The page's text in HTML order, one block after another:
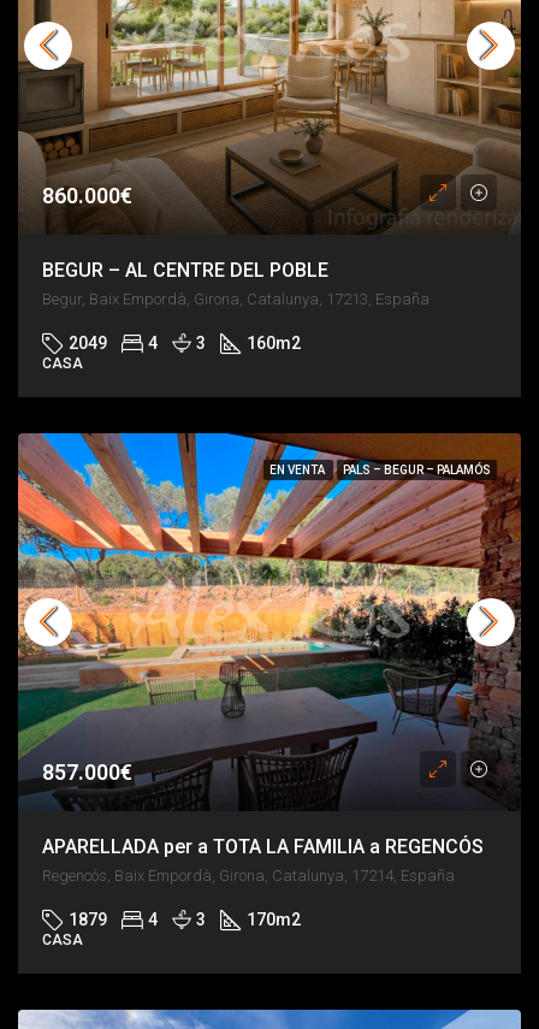
860.000€
BEGUR – AL CENTRE DEL POBLE
Begur, Baix Empordà, Girona, Catalunya, 17213, España
2049 4 3 160m2
CASA
EN VENTA PALS – BEGUR – PALAMÓS
857.000€
APARELLADA per a TOTA LA FAMILIA a REGENCÓS
Regencós, Baix Empordà, Girona, Catalunya, 17214, España
1879 4 3 170m2
CASA